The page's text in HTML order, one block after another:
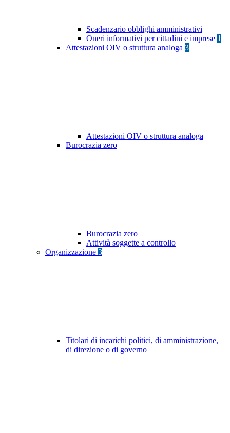
Scadenzario obblighi amministrativi
Oneri informativi per cittadini e imprese 1
Attestazioni OIV o struttura analoga 3
Attestazioni OIV o struttura analoga
Burocrazia zero
Burocrazia zero
Attività soggette a controllo
Organizzazione 3
Titolari di incarichi politici, di amministrazione,
di direzione o di governo